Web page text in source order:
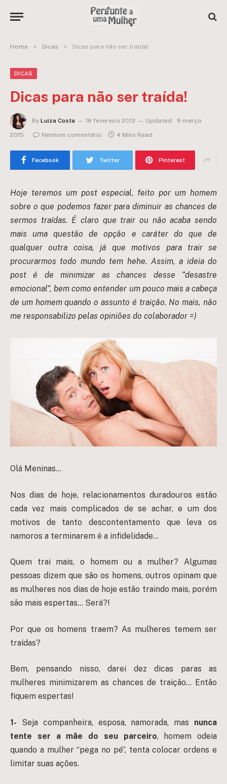
Home » Dicas » Dicas para não ser traída!
DICAS
Dicas para não ser traída!
By Luiza Costa 18 fevereiro 2013 Updated:
9 março
2015
Nenhum comentário 4 Mins Read
Facebook Twitter Pinterest
Hoje teremos um post especial, feito por um homem
sobre o que podemos fazer para diminuir as chances de
sermos traídas. É claro que trair ou não acaba sendo
mais uma questão de opção e caráter do que de
qualquer outra coisa, já que motivos para trair se
procurarmos todo mundo tem hehe. Assim, a ideia do
post é de minimizar as chances desse “desastre
emocional”, bem como entender um pouco mais a cabeça
de um homem quando o assunto é traição. No mais, não
me responsabilizo pelas opiniões do colaborador =)
Olá Meninas…
Nos dias de hoje, relacionamentos duradouros estão
cada vez mais complicados de se achar, e um dos
motivos de tanto descontentamento que leva os
namoros a terminarem é a infidelidade…
Quem trai mais, o homem ou a mulher?
Algumas
pessoas dizem que são os homens, outros opinam que
as mulheres nos dias de hoje estão traindo mais, porém
são mais espertas… Será?!
Por que os homens traem? As mulheres temem ser
traídas?
Bem, pensando nisso, darei dez dicas paras as
mulheres minimizarem as chances de traição… Então
fiquem espertas!
1- Seja companheira, esposa, namorada, mas nunca
tente ser a mãe do seu parceiro, homem odeia
quando a mulher “pega no pé”, tenta colocar ordens e
limitar suas ações.